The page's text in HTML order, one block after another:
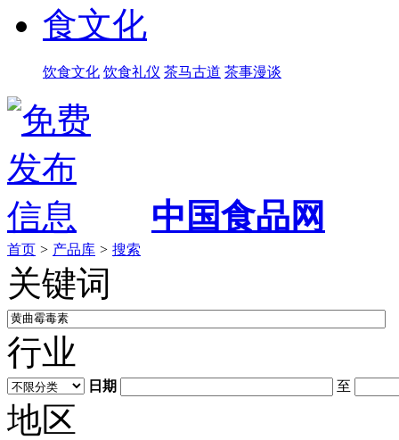
食文化
饮食文化 饮食礼仪 茶马古道 茶事漫谈
中国食品网
首页 > 产品库 > 搜索
关键词
行业
日期 至
地区